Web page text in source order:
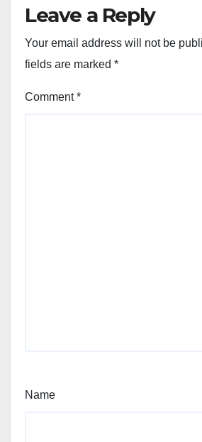
Leave a Reply
Your email address will not be
fields are marked *
Comment*
Name